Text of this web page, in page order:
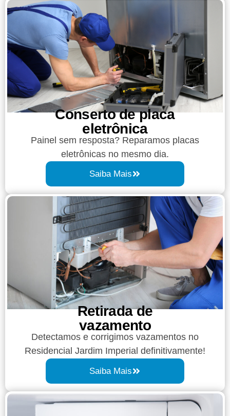
Conserto de placa
eletrônica
Painel sem resposta? Reparamos placas
eletrônicas no mesmo dia.
Saiba Mais
Retirada de
vazamento​​
Detectamos e corrigimos vazamentos no
Residencial Jardim Imperial definitivamente!
Saiba Mais